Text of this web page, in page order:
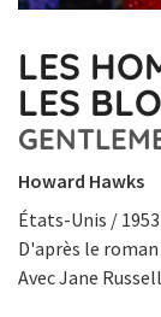
LES
LES
Howard Hawks
États-Unis /
D'après le roman
Avec Jane